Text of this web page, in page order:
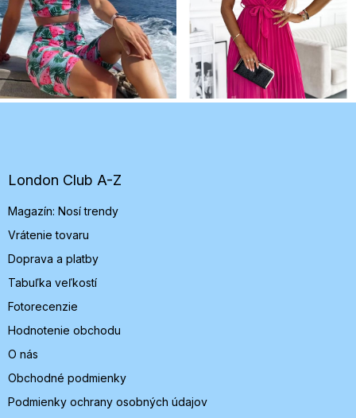
e
London Club A-Z
Magazín: Nosí trendy
Vrátenie tovaru
Doprava a platby
Tabuľka veľkostí
Fotorecenzie
Hodnotenie obchodu
O nás
Obchodné podmienky
Podmienky ochrany osobných údajov